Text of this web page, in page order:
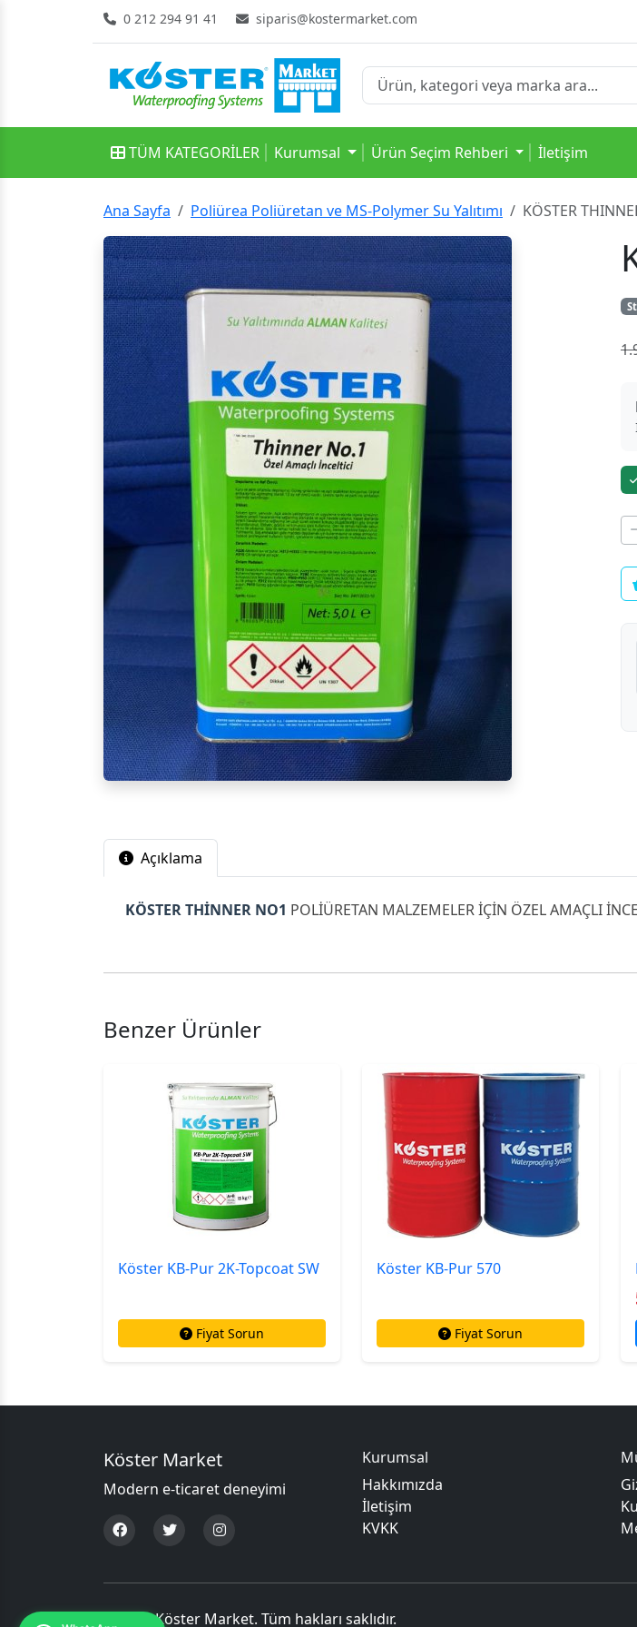
0 212 294 91 41 siparis@kostermarket.com
TÜM KATEGORİLER Kurumsal Ürün Seçim Rehberi İletişim
Ana Sayfa Poliürea Poliüretan ve MS-Polymer Su Yalıtımı KÖSTER
Açıklama
KÖSTER THİNNER NO1 POLİÜRETAN MALZEMELER İÇİN ÖZEL AMAÇLI
Benzer Ürünler
Köster KB-Pur 2K-Topcoat SW
Fiyat Sorun
Köster KB-Pur 570
Fiyat Sorun
Köster Market
Modern e-ticaret deneyimi
Kurumsal
Hakkımızda
İletişim
KVKK
© 2024 Köster Market. Tüm hakları saklıdır.